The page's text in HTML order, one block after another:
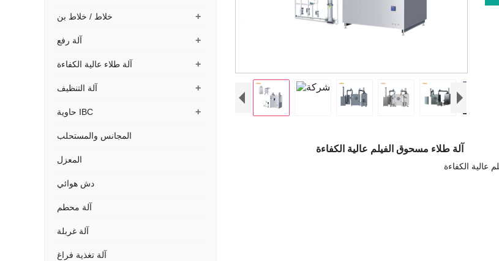
آلة طلاء مسحوق الفيلم عالية الكفاءة
عالية الكفاءة
+ خلاط / خلاط بن
+ آلة رفع
+ آلة طلاء عالية الكفاءة
+ آلة التنظيف
+ حاوية IBC
المجانس والمستحلب
المعزل
دش هوائي
آلة محطم
آلة غربلة
آلة تغذية فراغ